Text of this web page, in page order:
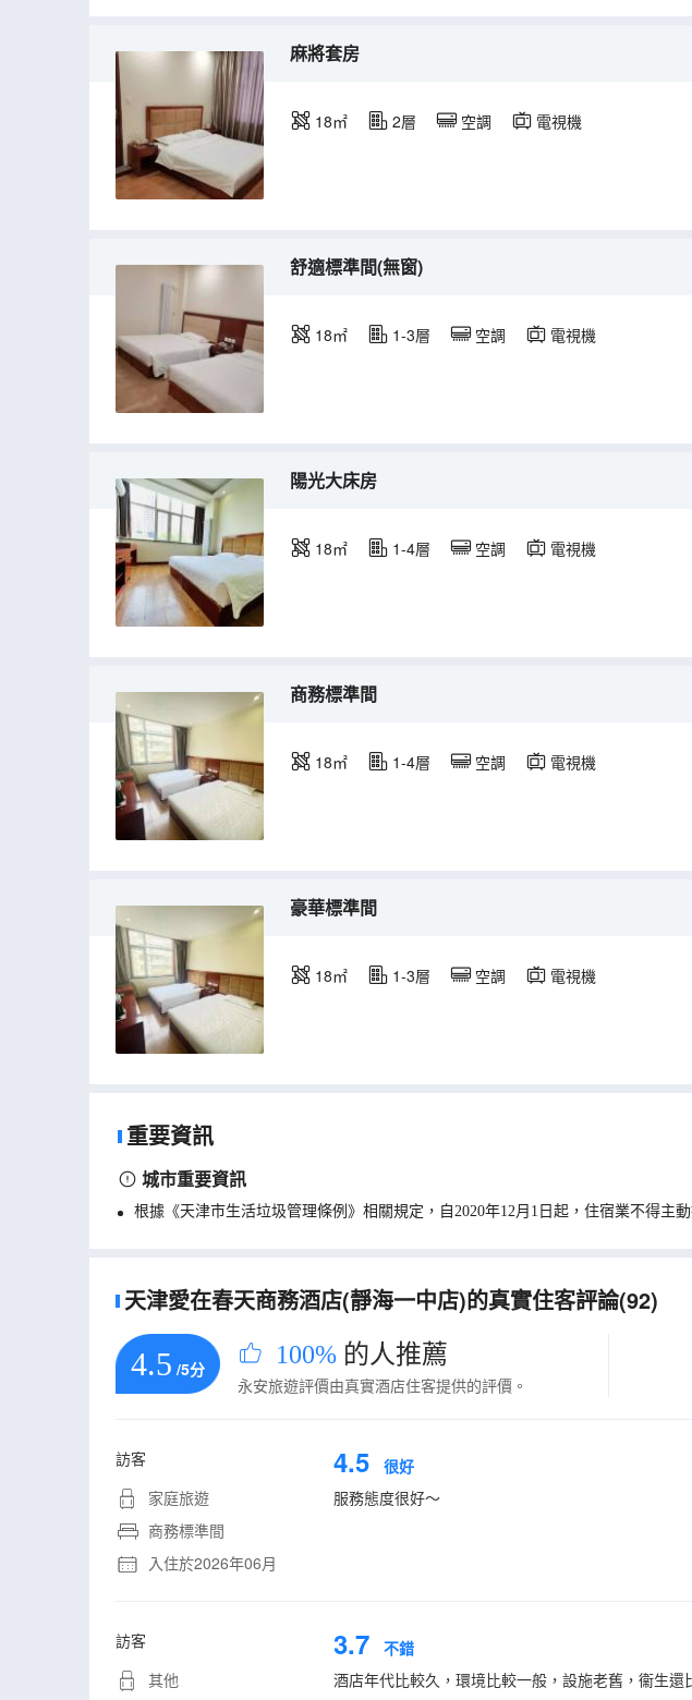
麻將套房
18㎡ 2層 空調 電視機
舒適標準間(無窗)
18㎡ 1-3層 空調 電視機
陽光大床房
18㎡ 1-4層 空調 電視機
商務標準間
18㎡ 1-4層 空調 電視機
豪華標準間
18㎡ 1-3層 空調 電視機
重要資訊
城市重要資訊
根據《天津市生活垃圾管理條例》相關規定，自2020年12月1日起，住宿業不得主
天津愛在春天商務酒店(靜海一中店)的真實住客評論(92)
4.5 /5分 100% 的人推薦
永安旅遊評價由真實酒店住客提供的評價。
訪客
家庭旅遊
商務標準間
入住於2026年06月
4.5 很好
服務態度很好～
訪客
其他
3.7 不錯
酒店年代比較久，環境比較一般，設施老舊，衞生